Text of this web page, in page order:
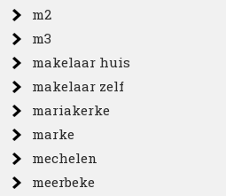
m2
m3
makelaar huis
makelaar zelf
mariakerke
marke
mechelen
meerbeke